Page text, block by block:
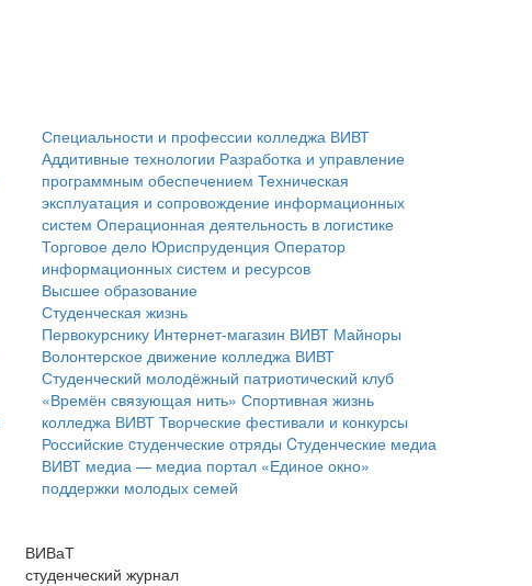
Специальности и профессии колледжа ВИВТ
Аддитивные технологии Разработка и управление
программным обеспечением Техническая
эксплуатация и сопровождение информационных
систем Операционная деятельность в логистике
Торговое дело Юриспруденция Оператор
информационных систем и ресурсов
Высшее образование
Студенческая жизнь
Первокурснику Интернет-магазин ВИВТ Майноры
Волонтерское движение колледжа ВИВТ
Студенческий молодёжный патриотический клуб
«Времён связующая нить» Спортивная жизнь
колледжа ВИВТ Творческие фестивали и конкурсы
Российские cтуденческие отряды Cтуденческие медиа
ВИВТ медиа — медиа портал «Единое окно»
поддержки молодых семей
ВИВаТ
студенческий журнал